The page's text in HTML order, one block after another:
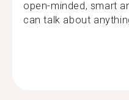
open-minded, smart
can talk about